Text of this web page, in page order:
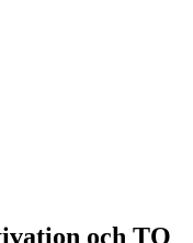
och TQ